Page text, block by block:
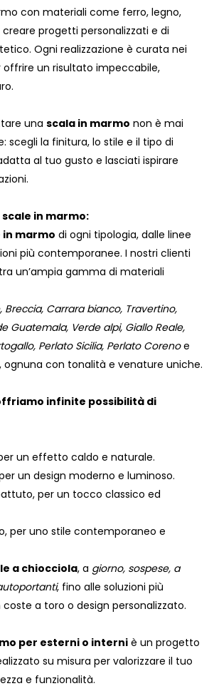
con materiali come ferro, legno,
progetti personalizzati e di
Ogni realizzazione è curata nei
un risultato impeccabile,
una scala in marmo non è mai
scegli la finitura, lo stile e il tipo di
al tuo gusto e lasciati ispirare
in marmo:
in marmo di ogni tipologia, dalle linee
più contemporanee. I nostri clienti
un’ampia gamma di materiali
Breccia, Carrara bianco, Travertino,
Guatemala, Verde alpi, Giallo Reale,
Perlato Sicilia, Perlato Corenoe
con tonalità e venature uniche.
infinite possibilità di
un effetto caldo e naturale.
un design moderno e luminoso.
per un tocco classico ed
per uno stile contemporaneo e
a chiocciola, a giorno, sospese, a
, fino alle soluzioni più
a toro o design personalizzato.
per esterni o interni è un progetto
su misura per valorizzare il tuo
e funzionalità.